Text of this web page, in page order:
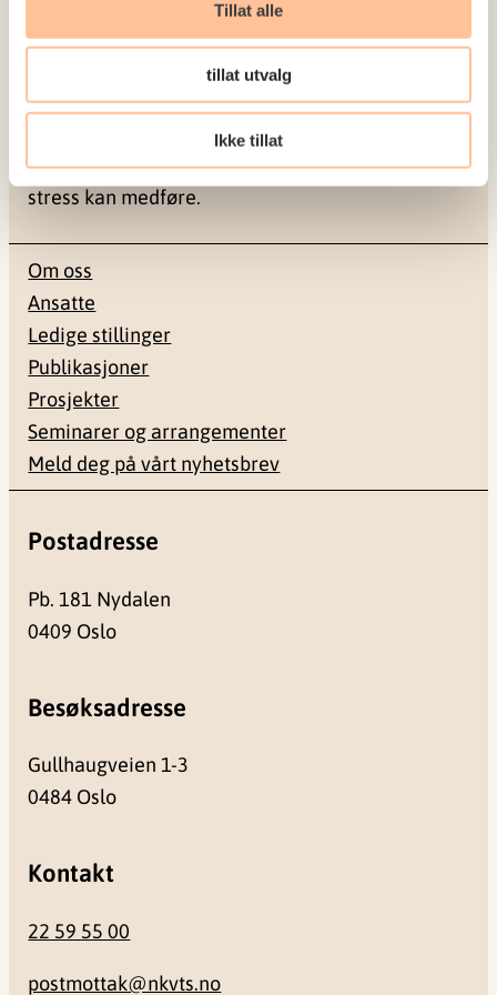
Tillat alle
tillat utvalg
Ikke tillat
NKVTS utvikler og sprer kunnskap og kompetanse
om vold og traumatisk stress. Formålet er å bidra
til å forebygge og redusere de helsemessige og
sosiale konsekvensene som vold og traumatisk
stress kan medføre.
Om oss
Ansatte
Ledige stillinger
Publikasjoner
Prosjekter
Seminarer og arrangementer
Meld deg på vårt nyhetsbrev
Postadresse
Pb. 181 Nydalen
0409 Oslo
Besøksadresse
Gullhaugveien 1-3
0484 Oslo
Kontakt
22 59 55 00
postmottak@nkvts.no